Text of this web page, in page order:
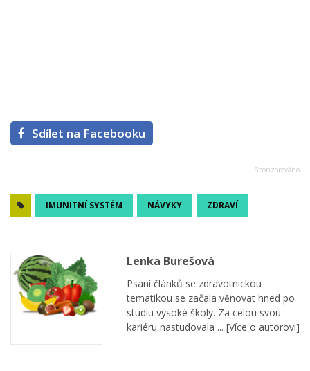
Sdílet na Facebooku
IMUNITNÍ SYSTÉM NÁVYKY ZDRAVÍ
Lenka Burešová
Psaní článků se zdravotnickou
tematikou se začala věnovat hned po
studiu vysoké školy. Za celou svou
kariéru nastudovala ... [Více o autorovi]